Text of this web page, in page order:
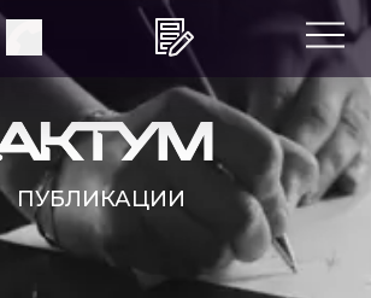
ПУБЛИКАЦИИ